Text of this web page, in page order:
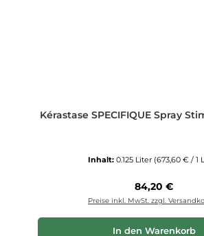
Kérastase SPECIFIQUE Spray
Inhalt: 0.125 Liter (673,60 € / 1
Regulärer Preis:
84,20 €
Preise inkl. MwSt. zzgl.
In den Warenkorb